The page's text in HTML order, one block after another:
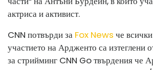
актриса и активист.
CNN потвърди за Fox News че
участието на Ардженто са изтеглени
за стрийминг CNN Go твърдения че